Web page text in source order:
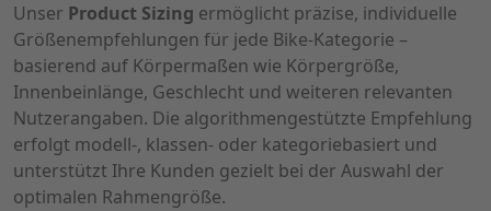
Unser Product Sizing ermöglicht präzise, individuelle
Größenempfehlungen für jede Bike-Kategorie –
basierend auf Körpermaßen wie Körpergröße,
Innenbeinlänge, Geschlecht und weiteren relevanten
Nutzerangaben. Die algorithmengestützte Empfehlung
erfolgt modell-, klassen- oder kategoriebasiert und
unterstützt Ihre Kunden gezielt bei der Auswahl der
optimalen Rahmengröße.